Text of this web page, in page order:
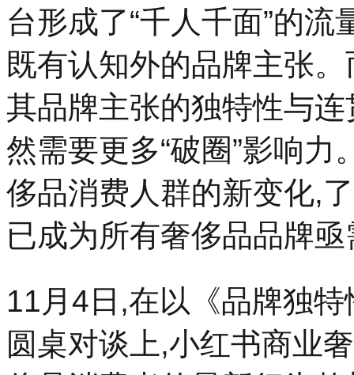
台形成了“千人千面”的
既有认知外的品牌主张
其品牌主张的独特性与连
然需要更多“破圈”影响
侈品消费人群的新变化,
已成为所有奢侈品品牌亟
11月4日,在以《品牌独
圆桌对谈上,小红书商业